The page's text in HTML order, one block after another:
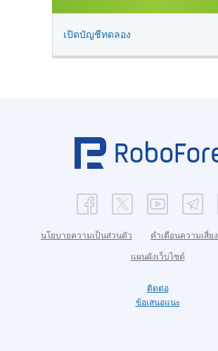
เปิดบัญชีทดลอง
นโยบายความเป็นส่วนตัว คำเตือนความเสี่ยง
แผนผังเว็บไซต์
ติดต่อ
ข้อเสนอแนะ